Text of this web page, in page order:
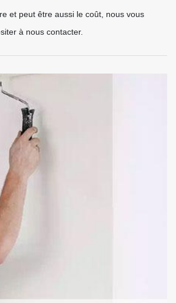
et peut être aussi le coût, nous vous
à nous contacter.